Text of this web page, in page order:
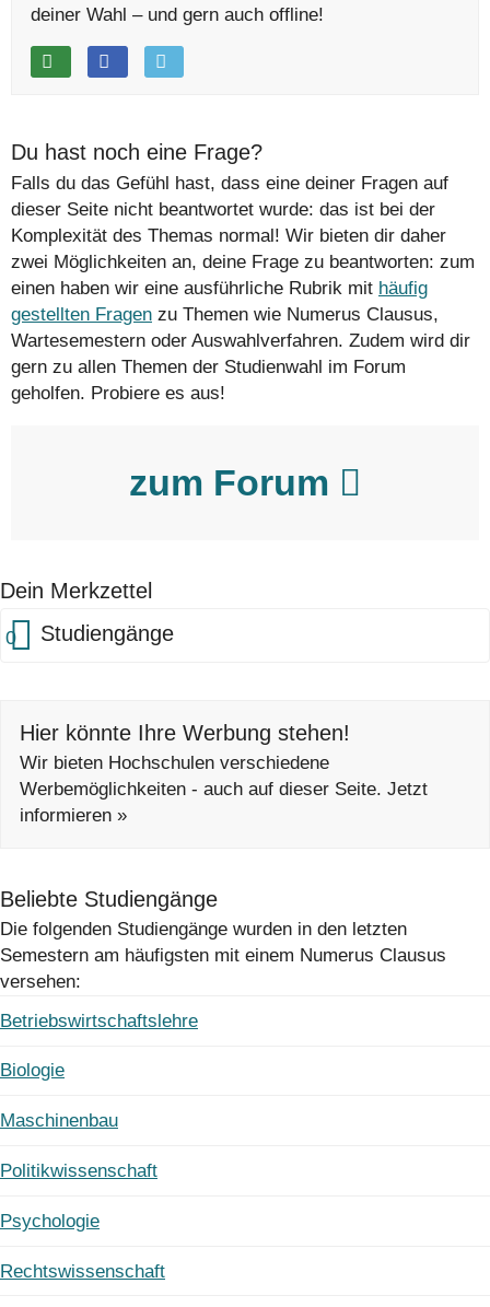
deiner Wahl – und gern auch offline!
Du hast noch eine Frage?
Falls du das Gefühl hast, dass eine deiner Fragen auf
dieser Seite nicht beantwortet wurde: das ist bei der
Komplexität des Themas normal! Wir bieten dir daher
zwei Möglichkeiten an, deine Frage zu beantworten: zum
einen haben wir eine ausführliche Rubrik mit häufig
gestellten Fragen zu Themen wie Numerus Clausus,
Wartesemestern oder Auswahlverfahren. Zudem wird dir
gern zu allen Themen der Studienwahl im Forum
geholfen. Probiere es aus!
zum Forum
Dein Merkzettel
0 Studiengänge
Hier könnte Ihre Werbung stehen!
Wir bieten Hochschulen verschiedene
Werbemöglichkeiten - auch auf dieser Seite. Jetzt
informieren »
Beliebte Studiengänge
Die folgenden Studiengänge wurden in den letzten
Semestern am häufigsten mit einem Numerus Clausus
versehen:
Betriebswirtschaftslehre
Biologie
Maschinenbau
Politikwissenschaft
Psychologie
Rechtswissenschaft